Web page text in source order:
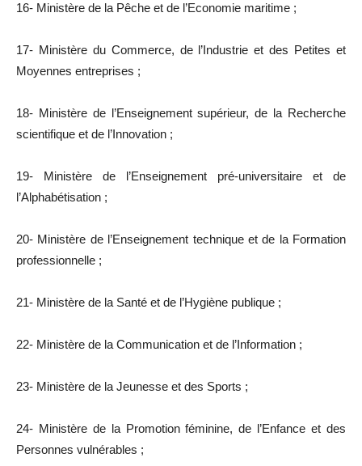
16- Ministère de la Pêche et de l’Economie maritime ;
17- Ministère du Commerce, de l’Industrie et des Petites et
Moyennes entreprises ;
18- Ministère de l’Enseignement supérieur, de la Recherche
scientifique et de l’Innovation ;
19- Ministère de l’Enseignement pré-universitaire et de
l’Alphabétisation ;
20- Ministère de l’Enseignement technique et de la Formation
professionnelle ;
21- Ministère de la Santé et de l’Hygiène publique ;
22- Ministère de la Communication et de l’Information ;
23- Ministère de la Jeunesse et des Sports ;
24- Ministère de la Promotion féminine, de l’Enfance et des
Personnes vulnérables ;